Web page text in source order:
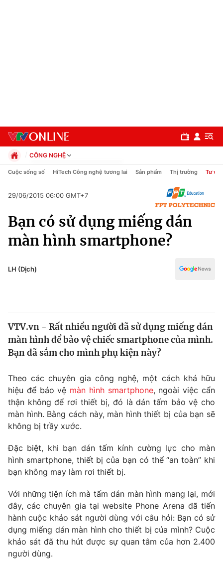
Chính trị
Thế giới
Thế giới đó đây
Câu chuyện quốc tế
Tài chính
Thị trường
Góc doanh nghiệp
Dữ liệu và đời sống
Truyền hình
Phim VTV
Hậu trường
Nhân vật
Khán giả
Giải sao mai
Giải trí
Điện ảnh
Âm nhạc
Sao
Du lịch
Làm đẹp
Chất lượng cuộc sống
Giáo dục
Tuyển sinh
Học trực tuyến
Công nghệ
CÔNG NGHỆ
Chính trị
Pháp luật
Thể thao
Truyền hình
Văn hóa - Giải trí
Đời sống
Cuộc sống số HiTech Công nghệ tương lai Sản phẩm Thị trường Tư vấn
29/06/2015 06:00 GMT+7
Bạn có sử dụng miếng dán
màn hình smartphone?
LH (Dịch)
VTV.vn - Rất nhiều người đã sử dụng miếng dán
màn hình để bảo vệ chiếc smartphone của mình.
Bạn đã sắm cho mình phụ kiện này?
Theo các chuyên gia công nghệ, một cách khá hữu
hiệu để bảo vệ màn hình smartphone, ngoài việc cẩn
thận không để rơi thiết bị, đó là dán tấm bảo vệ cho
màn hình. Bằng cách này, màn hình thiết bị của bạn sẽ
không bị trầy xước.
Đặc biệt, khi bạn dán tấm kính cường lực cho màn
hình smartphone, thiết bị của bạn có thể “an toàn” khi
bạn không may làm rơi thiết bị.
Với những tiện ích mà tấm dán màn hình mang lại, mới
đây, các chuyên gia tại website Phone Arena đã tiến
hành cuộc khảo sát người dùng với câu hỏi: Bạn có sử
dụng miếng dán màn hình cho thiết bị của mình? Cuộc
khảo sát đã thu hút được sự quan tâm của hơn 2.400
người dùng.